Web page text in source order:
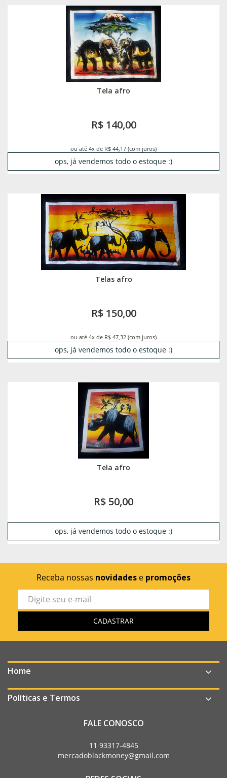
Tela afro
R$ 140,00
ou até 4x de R$ 44,17 (com juros)
ops, já vendemos todo o estoque :)
Telas afro
R$ 150,00
ou até 4x de R$ 47,32 (com juros)
ops, já vendemos todo o estoque :)
Tela afro
R$ 50,00
ops, já vendemos todo o estoque :)
Receba nossas novidades e promoções
Home
Políticas e Termos
FALE CONOSCO
11 93317-4845
mercadoblackmoney@gmail.com